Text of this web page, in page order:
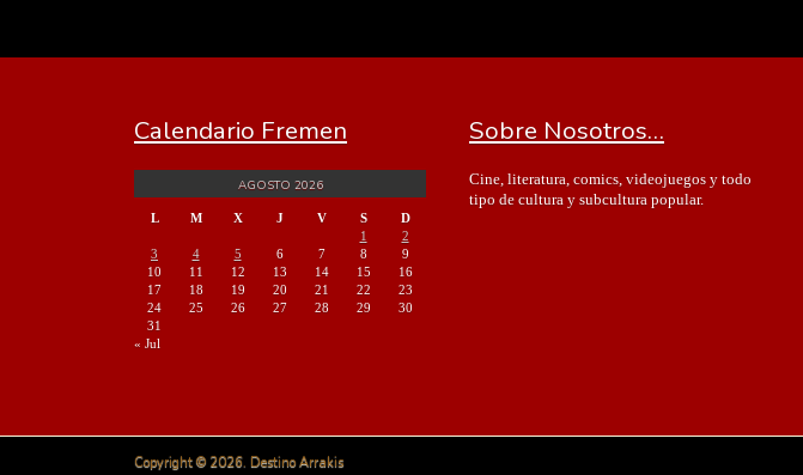
Calendario Fremen
AGOSTO 2026
L M X J V S
D
1
2
3
4 5 6 7 8
9
10
11 12 13 14 15
16
17
18 19 20 21 22
23
24
25 26 27 28 29
30
31
« Jul
Sobre Nosotros…
Cine, literatura, comics, videojuegos y todo
tipo de cultura y subcultura popular.
Copyright © 2026. Destino Arrakis